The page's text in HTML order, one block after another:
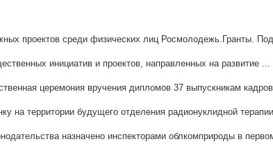
проектов среди физических лиц Росмолодежь.Гранты.
инициатив и проектов, направленных на развитие ...
церемония вручения дипломов 37 выпускникам
на территории будущего отделения радионуклидной
назначено инспекторами облкомприроды в